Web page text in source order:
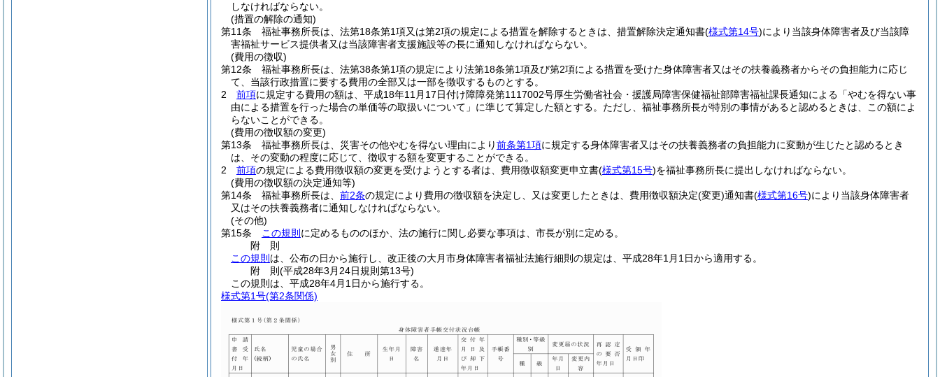
しなければならない。
(措置の解除の通知)
第11条
福祉事務所長は、法第18条第1項又は第2項の規定による措置を解除するときは、措置解除決定通知書(様式第14号)により当該身体障害者及び当該障
害福祉サービス提供者又は当該障害者支援施設等の長に通知しなければならない。
(費用の徴収)
第12条
福祉事務所長は、法第38条第1項の規定により法第18条第1項及び第2項による措置を受けた身体障害者又はその扶養義務者からその負担能力に応じ
て、当該行政措置に要する費用の全部又は一部を徴収するものとする。
2
前項に規定する費用の額は、平成18年11月17日付け障障発第1117002号厚生労働省社会・援護局障害保健福祉部障害福祉課長通知による「やむを得ない事
由による措置を行った場合の単価等の取扱いについて」に準じて算定した額とする。 ただし、福祉事務所長が特別の事情があると認めるときは、この額によ
らないことができる。
(費用の徴収額の変更)
第13条
福祉事務所長は、災害その他やむを得ない理由により前条第1項に規定する身体障害者又はその扶養義務者の負担能力に変動が生じたと認めるとき
は、その変動の程度に応じて、徴収する額を変更することができる。
2
前項の規定による費用徴収額の変更を受けようとする者は、費用徴収額変更申立書(様式第15号)を福祉事務所長に提出しなければならない。
(費用の徴収額の決定通知等)
第14条
福祉事務所長は、 前2条の規定により費用の徴収額を決定し、又は変更したときは、費用徴収額決定(変更)通知書(様式第16号)により当該身体障害者
又はその扶養義務者に通知しなければならない。
(その他)
第15条
この規則 に定めるもののほか、法の施行に関し必要な事項は、市長が別に定める。
附 則
この規則 は、公布の日から施行し、改正後の大月市身体障害者福祉法施行細則の規定は、平成28年1月1日から適用する。
附 則(平成28年3月24日規則第13号)
この規則は、平成28年4月1日から施行する。
様式第1号(第2条関係)